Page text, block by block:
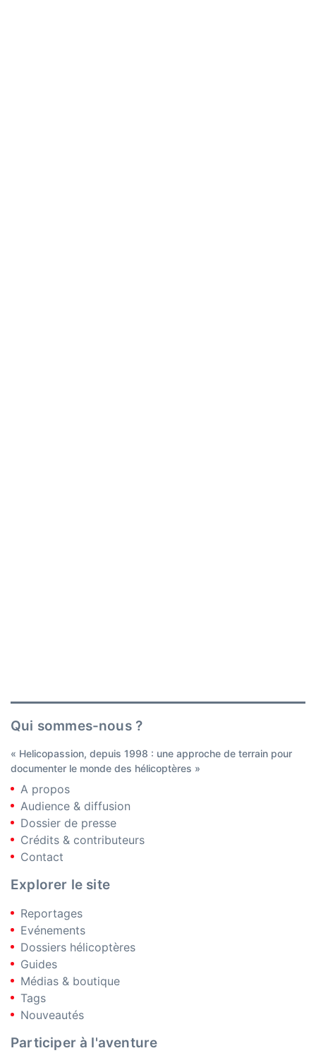
Qui sommes-nous ?
« Helicopassion, depuis 1998 : une approche de terrain pour
documenter le monde des hélicoptères »
A propos
Audience & diffusion
Dossier de presse
Crédits & contributeurs
Contact
Explorer le site
Reportages
Evénements
Dossiers hélicoptères
Guides
Médias & boutique
Tags
Nouveautés
Participer à l'aventure